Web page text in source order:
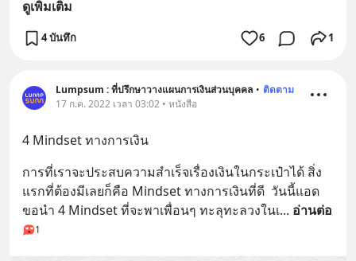
ดูเพิ่มเติม
4 บันทึก 6 1
Lumpsum : ที่ปรึกษาวางแผนการเงินส่วนบุคคล • ติดตาม
17 ก.ค. 2022 เวลา 03:02 • หนังสือ
4 Mindset ทางการเงิน
การที่เราจะประสบความสำเร็จเรื่องเงินในกระเป๋าได้ สิ่ง
แรกที่ต้องมีเลยก็คือ Mindset ทางการเงินที่ดี  วันนี้แอด
ขอนำ 4 Mindset ที่จะพาเพื่อนๆ ทะลุทะลวงในเ... อ่านต่อ
1